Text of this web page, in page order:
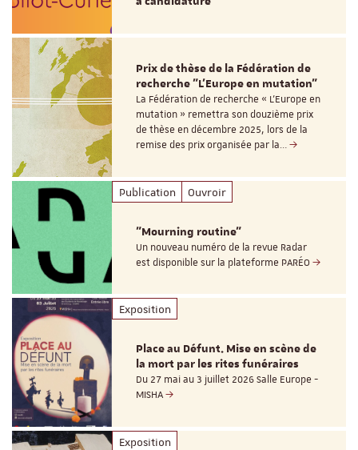
Prix de thèse de la Fédération de
recherche "L’Europe en mutation"
La Fédération de recherche « L’Europe en
mutation » remettra son douzième prix
de thèse en décembre 2025, lors de la
remise des prix organisée par la…
Publication Ouvroir
"Mourning routine"
Un nouveau numéro de la revue Radar
est disponible sur la plateforme PARÉO
Exposition
Place au Défunt. Mise en scène de
la mort par les rites funéraires
Du 27 mai au 3 juillet 2026 Salle Europe -
MISHA
Exposition